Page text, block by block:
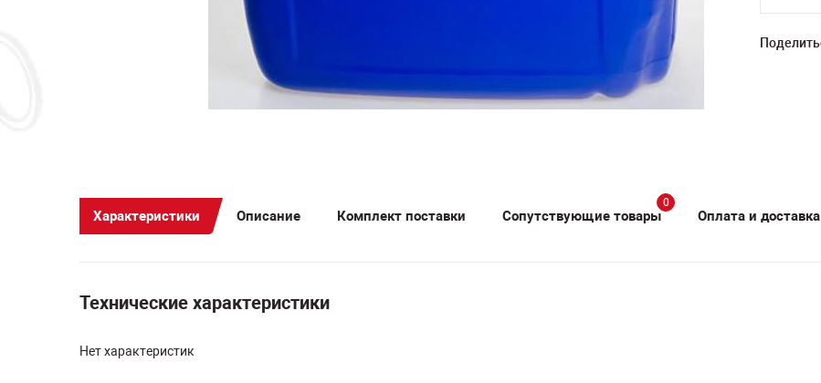
Характеристики Описание Комплект поставки Сопутствующие товары
0
Оплата и доставка
Технические характеристики
Нет характеристик